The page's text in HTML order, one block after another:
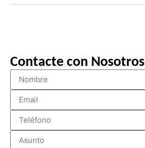
Contacte con Nosotros